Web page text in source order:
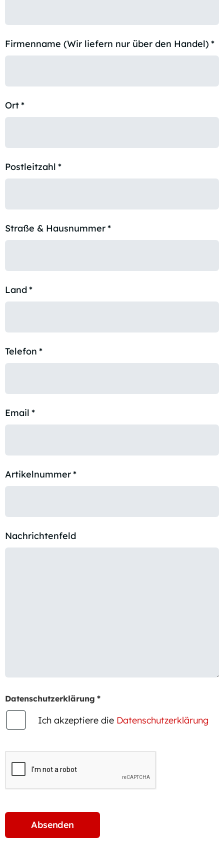
Firmenname (Wir liefern nur über den Handel) *
Ort*
Postleitzahl *
Straße & Hausnummer*
Land*
Telefon *
Email *
Artikelnummer*
Nachrichtenfeld
Datenschutzerklärung *
Ich akzeptiere die Datenschutzerklärung